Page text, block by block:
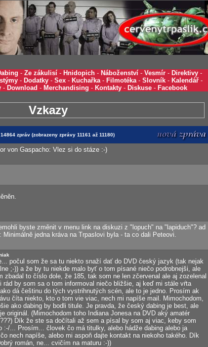
- Ze zákulisí - Hnidopich - Náboženství - Vesmír - Direktivy -
- Dodatky - Sex - Kuchařka- Filmotéka- Slovník - Kalendář -
- Download - Merchandising - Kontakty - Diskuse - Facebook
Vzkazy
zpráv (zobrazeny zprávy 11161 až 11180)
von Gaspacho: Vlez si do stáze :-)
byste změnit v menu link na diskuzi z "lopuch" na "lapiduch"? ad
Minimálně jedna kráva na Trpaslovi byla - ta co dali Peteovi.
počul som že sa tu niekto snaží dať do DVD český jazyk (tak nejak
;-)) a že by tu niekde malo byť o tom písané niečo podrobnejši, ale
zbadal to číslo dole, že 185, tak som ne len zčervenal ale aj zozelenal
rád by som sa o tom informoval niečo bližšie, aj keď mi stále vŕta
dá češtinu do tých vystrihnutých scén, ale to je jedno. Prosím ak
číta niekto, kto o tom vie viac, nech mi napíše mail. Mimochodom,
ako dabing by bodli titule. Je pravda, že český dabing je best, ale
originál. (Mimochodom toho Indiana Jonesa na DVD aký amatér
Dík že ste sa dočítali až sem a písal by som aj viac, keby som
:-/... Prosím... človek čo má titulky, alebo hádže dabing alebo ja
nech napíše, alebo mi aspoň dajte kontakt na niekoho takého. Dík
román, ne... cvičím na maturu :-))